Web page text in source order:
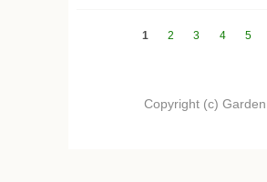
Pagine1 2 3 4 5
Copyright (c)